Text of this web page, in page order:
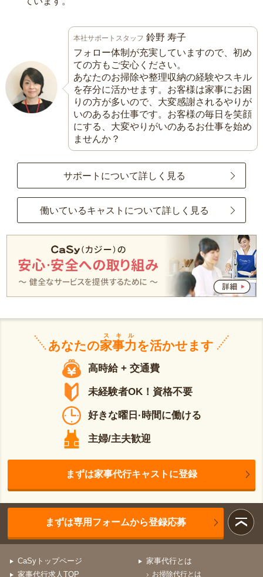
本社サポートスタッフ 鈴野 寿子
フォロー体制が充実していますので、初め
ての方もご安心ください。
あなたのお掃除や整理収納の経験やスキル
を存分に活かせます。お客様は家事にお困
りの方が多いので、大変感謝されるやりが
いのあるお仕事です。お客様の毎日を笑顔
にする、大変やりがいのあるお仕事を始め
ませんか？
サポートについて詳しく見る
働いているキャストについて詳しく見る
あなたの家事力
スキル
を活かせます
高時給 + 交通費
未経験者OK！資格不要
好きな曜日·時間に働ける
主婦/主夫歓迎
まずは家事代行キャストに登録
まずは専用フォームから登録応募
CaSyトップページ
家事代行求人TOP
家事代行とは
お掃除代行とは